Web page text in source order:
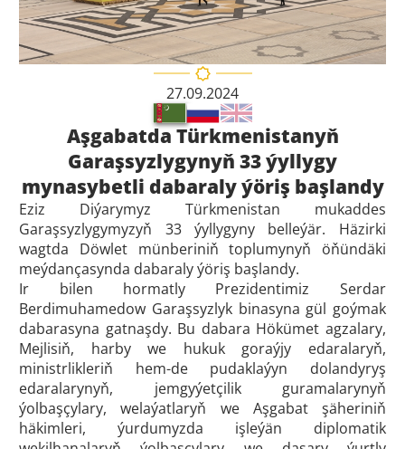
27.09.2024
Aşgabatda Türkmenistanyň
Garaşsyzlygynyň 33 ýyllygy
mynasybetli dabaraly ýöriş başlandy
Eziz Diýarymyz Türkmenistan mukaddes
Garaşsyzlygymyzyň 33 ýyllygyny belleýär. Häzirki
wagtda Döwlet münberiniň toplumynyň öňündäki
meýdançasynda dabaraly ýöriş başlandy.
Ir bilen hormatly Prezidentimiz Serdar
Berdimuhamedow Garaşsyzlyk binasyna gül goýmak
dabarasyna gatnaşdy. Bu dabara Hökümet agzalary,
Mejlisiň, harby we hukuk goraýjy edaralaryň,
ministrlikleriň hem-de pudaklaýyn dolandyryş
edaralarynyň, jemgyýetçilik guramalarynyň
ýolbaşçylary, welaýatlaryň we Aşgabat şäheriniň
häkimleri, ýurdumyzda işleýän diplomatik